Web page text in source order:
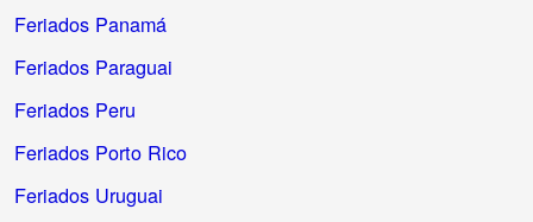
Feriados Panamá
Feriados Paraguai
Feriados Peru
Feriados Porto Rico
Feriados Uruguai